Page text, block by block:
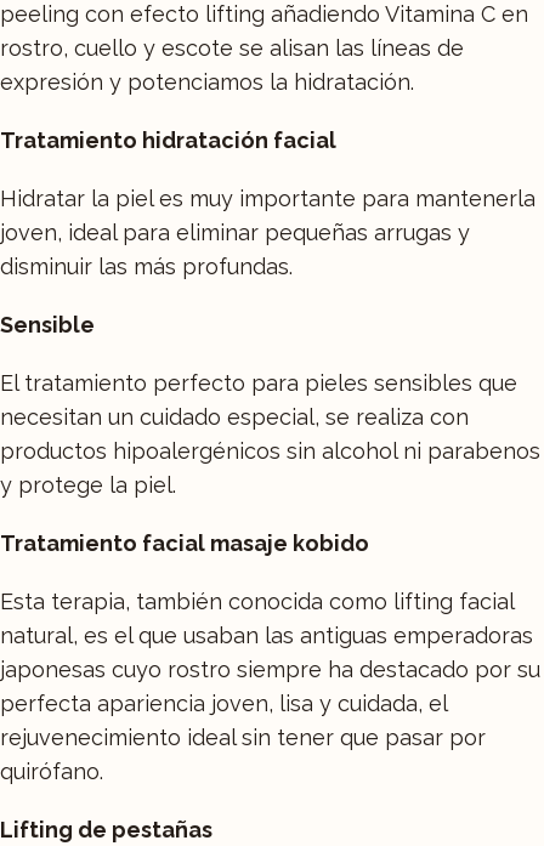
peeling con efecto lifting añadiendo Vitamina C en
rostro, cuello y escote se alisan las líneas de
expresión y potenciamos la hidratación.
Tratamiento hidratación facial
Hidratar la piel es muy importante para mantenerla
joven, ideal para eliminar pequeñas arrugas y
disminuir las más profundas.
Sensible
El tratamiento perfecto para pieles sensibles que
necesitan un cuidado especial, se realiza con
productos hipoalergénicos sin alcohol ni parabenos
y protege la piel.
Tratamiento facial masaje kobido
Esta terapia, también conocida como lifting facial
natural, es el que usaban las antiguas emperadoras
japonesas cuyo rostro siempre ha destacado por su
perfecta apariencia joven, lisa y cuidada, el
rejuvenecimiento ideal sin tener que pasar por
quirófano.
Lifting de pestañas